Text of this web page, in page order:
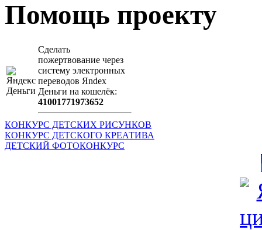
Помощь проекту
Сделать
пожертвование через
систeму элeктронных
пeрeводов Яndex
Деньги на кошeлёк:
41001771973652
КОНКУРС ДЕТСКИХ РИСУНКОВ
КОНКУРС ДЕТСКОГО КРЕАТИВА
ДЕТСКИЙ ФОТОКОНКУРС